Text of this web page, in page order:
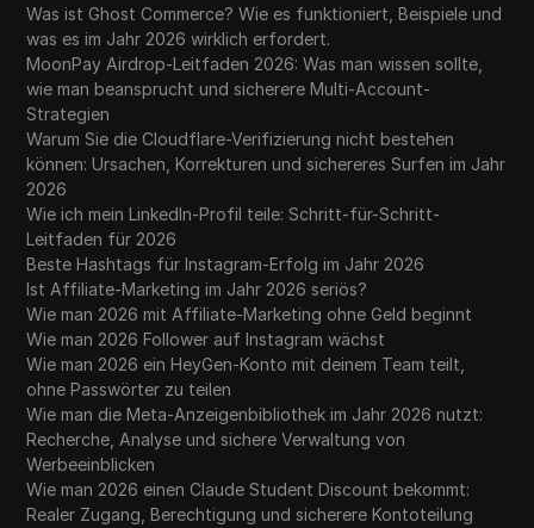
Was ist Ghost Commerce? Wie es funktioniert, Beispiele und
was es im Jahr 2026 wirklich erfordert.
MoonPay Airdrop-Leitfaden 2026: Was man wissen sollte,
wie man beansprucht und sicherere Multi-Account-
Strategien
Warum Sie die Cloudflare-Verifizierung nicht bestehen
können: Ursachen, Korrekturen und sichereres Surfen im Jahr
2026
Wie ich mein LinkedIn-Profil teile: Schritt-für-Schritt-
Leitfaden für 2026
Beste Hashtags für Instagram-Erfolg im Jahr 2026
Ist Affiliate-Marketing im Jahr 2026 seriös?
Wie man 2026 mit Affiliate-Marketing ohne Geld beginnt
Wie man 2026 Follower auf Instagram wächst
Wie man 2026 ein HeyGen-Konto mit deinem Team teilt,
ohne Passwörter zu teilen
Wie man die Meta-Anzeigenbibliothek im Jahr 2026 nutzt:
Recherche, Analyse und sichere Verwaltung von
Werbeeinblicken
Wie man 2026 einen Claude Student Discount bekommt:
Realer Zugang, Berechtigung und sicherere Kontoteilung